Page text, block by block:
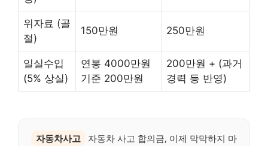
위자료 (골
절)
150만원 250만원
일실수입
(5% 상실)
연봉 4000만원
기준 200만원
200만원 + (과거
경력 등 반영)
자동차사고
자동차 사고 합의금, 이제 막막하지 마